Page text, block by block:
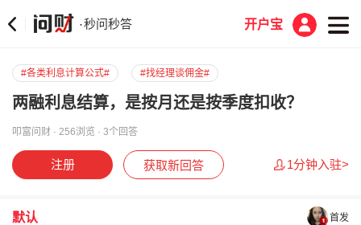
·秒问秒答 开户宝
#各类利息计算公式# #找经理谈佣金#
两融利息结算，是按月还是按季度扣收？
叩富问财 · 256浏览 · 3个回答
注册 获取新回答 1分钟入驻>
默认 首发